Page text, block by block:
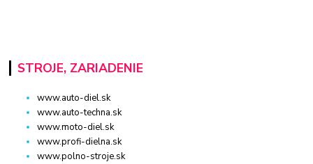
STROJE, ZARIADENIE
www.auto-diel.sk
www.auto-techna.sk
www.moto-diel.sk
www.profi-dielna.sk
www.polno-stroje.sk